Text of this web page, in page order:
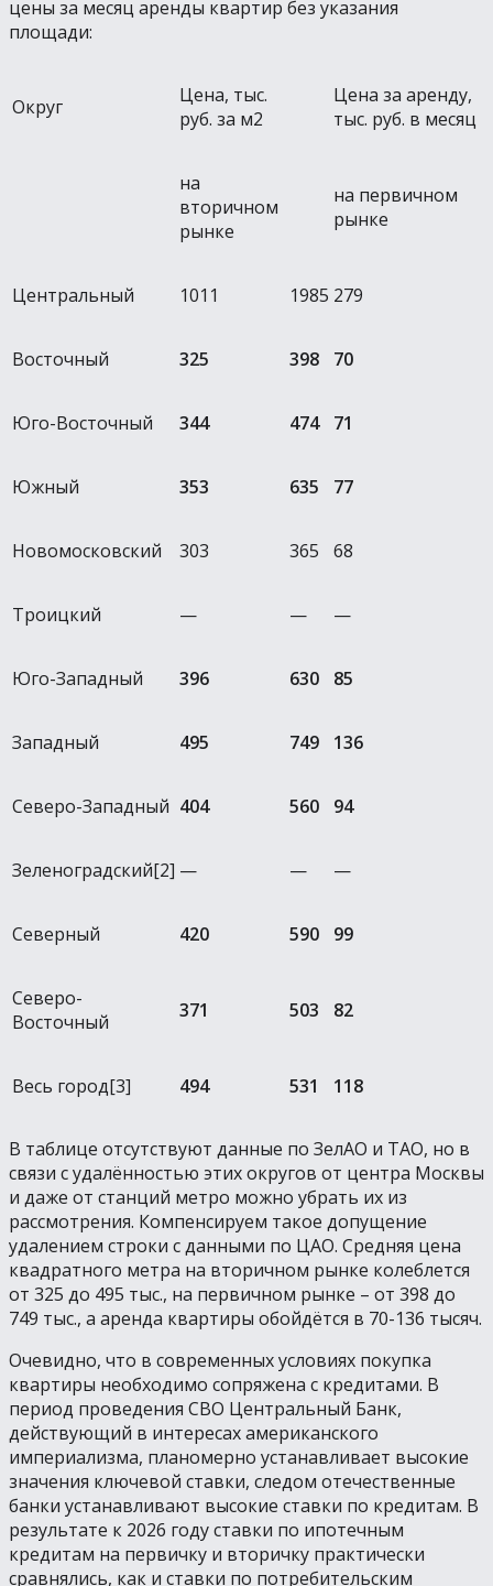
цены за месяц аренды квартир без указания
площади:
Округ
Цена, тыс.
руб. за м2
Цена за аренду,
тыс. руб. в месяц
на
вторичном
рынке
на первичном
рынке
Центральный 1011 1985 279
Восточный 325 398 70
Юго-Восточный 344 474 71
Южный 353 635 77
Новомосковский 303 365 68
Троицкий — — —
Юго-Западный 396 630 85
Западный 495 749 136
Северо-Западный 404 560 94
Зеленоградский[2] — — —
Северный 420 590 99
Северо-
Восточный
371 503 82
Весь город[3] 494 531 118
В таблице отсутствуют данные по ЗелАО и ТАО, но в
связи с удалённостью этих округов от центра Москвы
и даже от станций метро можно убрать их из
рассмотрения. Компенсируем такое допущение
удалением строки с данными по ЦАО. Средняя цена
квадратного метра на вторичном рынке колеблется
от 325 до 495 тыс., на первичном рынке – от 398 до
749 тыс., а аренда квартиры обойдётся в 70-136 тысяч.
Очевидно, что в современных условиях покупка
квартиры необходимо сопряжена с кредитами. В
период проведения СВО Центральный Банк,
действующий в интересах американского
империализма, планомерно устанавливает высокие
значения ключевой ставки, следом отечественные
банки устанавливают высокие ставки по кредитам. В
результате к 2026 году ставки по ипотечным
кредитам на первичку и вторичку практически
сравнялись, как и ставки по потребительским